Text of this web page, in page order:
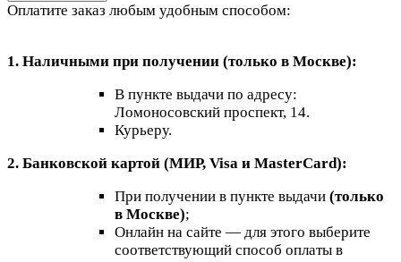
Оплатите заказ любым удобным способом:
1. Наличными при получении (только в Москве):
В пункте выдачи по адресу:
Ломоносовский проспект, 14.
Курьеру.
2. Банковской картой (МИР, Visa и MasterCard):
При получении в пункте выдачи (только
в Москве);
Онлайн на сайте — для этого выберите
соответствующий способ оплаты в